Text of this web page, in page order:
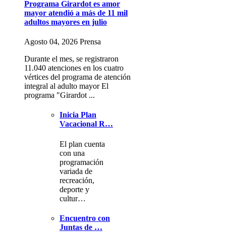
Programa Girardot es amor
mayor atendió a más de 11 mil
adultos mayores en julio
Agosto 04, 2026 Prensa
Durante el mes, se registraron
11.040 atenciones en los cuatro
vértices del programa de atención
integral al adulto mayor El
programa "Girardot ...
Inicia Plan
Vacacional R…
El plan cuenta
con una
programación
variada de
recreación,
deporte y
cultur…
Encuentro con
Juntas de …